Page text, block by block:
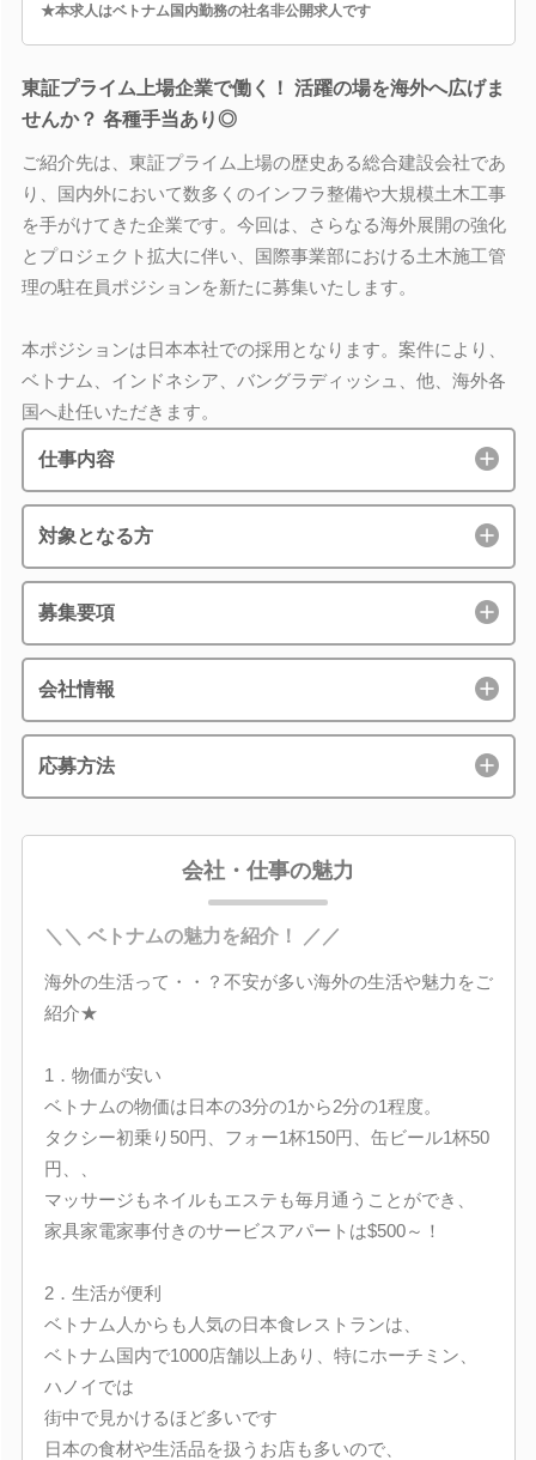
★本求人はベトナム国内勤務の社名非公開求人です
東証プライム上場企業で働く！ 活躍の場を海外へ広げま
せんか？ 各種手当あり◎
ご紹介先は、東証プライム上場の歴史ある総合建設会社であ
り、国内外において数多くのインフラ整備や大規模土木工事
を手がけてきた企業です。今回は、さらなる海外展開の強化
とプロジェクト拡大に伴い、国際事業部における土木施工管
理の駐在員ポジションを新たに募集いたします。
本ポジションは日本本社での採用となります。案件により、
ベトナム、インドネシア、バングラディッシュ、他、海外各
国へ赴任いただきます。
仕事内容
対象となる方
募集要項
会社情報
応募方法
会社・仕事の魅力
＼＼ ベトナムの魅力を紹介！ ／／
海外の生活って・・？不安が多い海外の生活や魅力をご
紹介★
1．物価が安い
ベトナムの物価は日本の3分の1から2分の1程度。
タクシー初乗り50円、フォー1杯150円、缶ビール1杯50
円、、
マッサージもネイルもエステも毎月通うことができ、
家具家電家事付きのサービスアパートは$500～！
2．生活が便利
ベトナム人からも人気の日本食レストランは、
ベトナム国内で1000店舗以上あり、特にホーチミン、
ハノイでは
街中で見かけるほど多いです
日本の食材や生活品を扱うお店も多いので、